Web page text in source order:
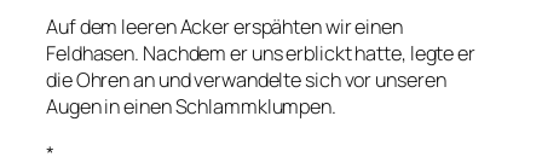
Auf dem leeren Acker erspähten wir einen
Feldhasen. Nachdem er uns erblickt hatte, legte er
die Ohren an und verwandelte sich vor unseren
Augen in einen Schlammklumpen.
*